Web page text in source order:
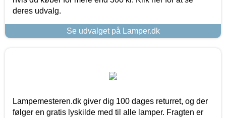
deres udvalg.
Se udvalget på Lamper.dk
Lampemesteren.dk giver dig 100 dages returret, og der
følger en gratis lyskilde med til alle lamper. Fragten er